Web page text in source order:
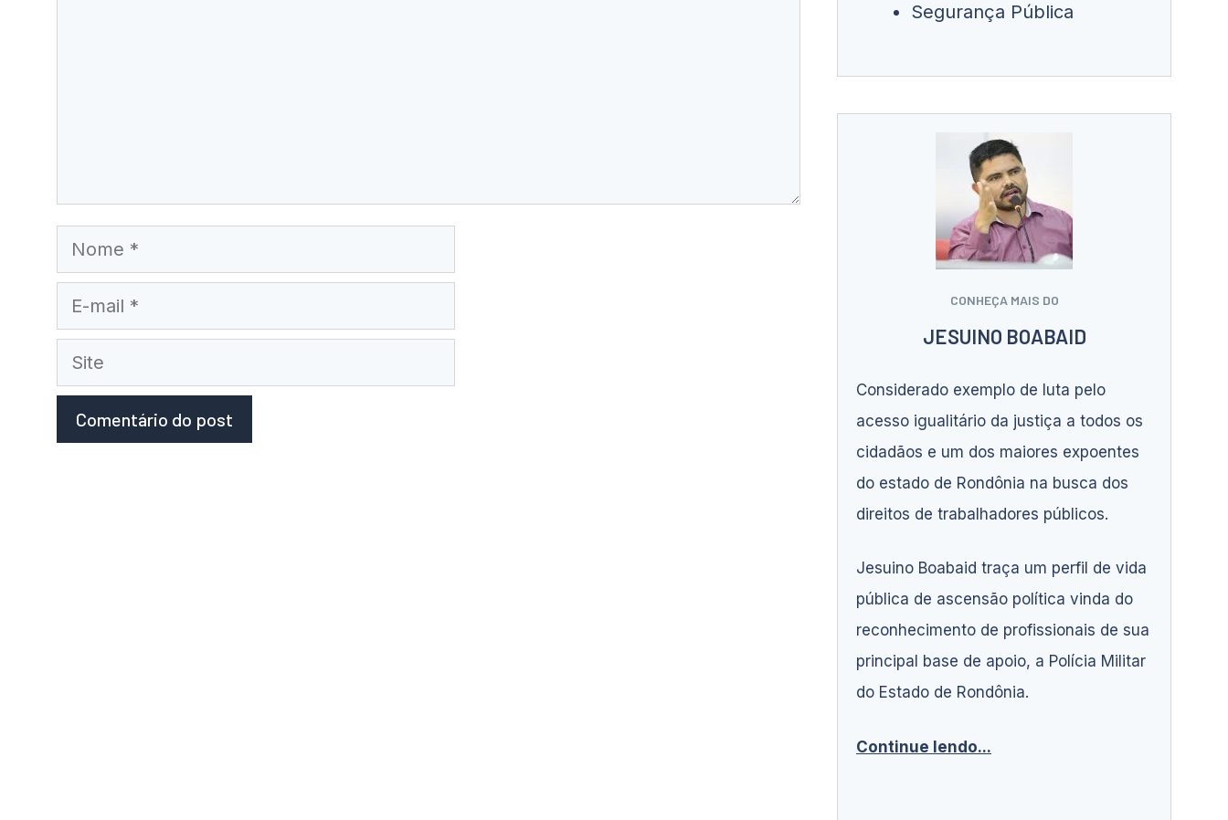
Nome
E-
mail
Site
Segurança Pública
CONHEÇA MAIS DO
JESUINO BOABAID
Considerado exemplo de luta pelo
acesso igualitário da justiça a todos os
cidadãos e um dos maiores expoentes
do estado de Rondônia na busca dos
direitos de trabalhadores públicos.
Jesuino Boabaid traça um perfil de vida
pública de ascensão política vinda do
reconhecimento de profissionais de sua
principal base de apoio, a Polícia Militar
do Estado de Rondônia.
Continue lendo...